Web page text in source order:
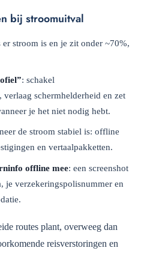
bij stroomuitval
er stroom is en je zit onder ~70%,
: schakel
schermhelderheid en zet
je het niet nodig hebt.
de stroom stabiel is: offline
en vertaalpakketten.
offline mee: een screenshot
je verzekeringspolisnummer en
routes plant, overweeg dan
reisverstoringen en